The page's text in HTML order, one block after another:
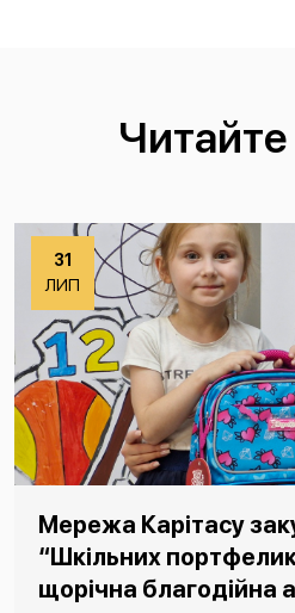
31
ЛИП
Мережа Карітасу
“Шкільних
щорічна благодійна